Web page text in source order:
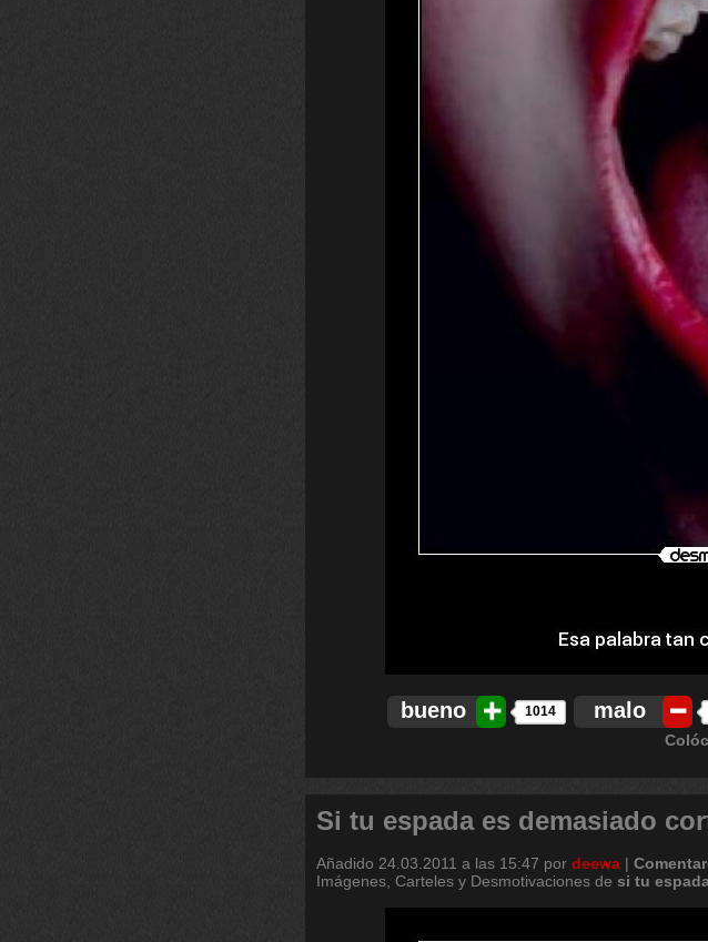
bueno 1014 malo
Si tu espada es demasiado
Añadido 24.03.2011 a las 15:47 por deewa |
Imágenes, Carteles y Desmotivaciones de si tu